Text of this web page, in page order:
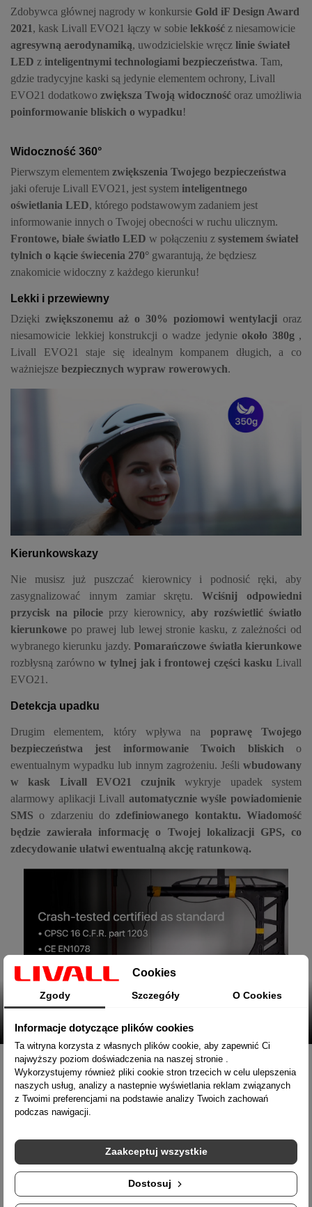
Zdobywca głównej nagrody w konkursie Gold iF Design Award
2021, kask Livall EVO21 łączy w sobie lekkość z niesamowicie
agresywną aerodynamiką, uwodzicielskie wręcz linie świateł
LED z inteligentnymi technologiami bezpieczeństwa. Tam,
gdzie tradycyjne kaski są jedynie elementem ochrony, Livall
EVO21 dodatkowo zwiększa Twoją widoczność oraz umożliwia
poinformowanie bliskich o wypadku!
Widoczność 360°
Pierwszym elementem zwiększenia Twojego bezpieczeństwa
jaki oferuje Livall EVO21, jest system inteligentnego
oświetlania LED, którego podstawowym zadaniem jest
informowanie innych o Twojej obecności w ruchu ulicznym.
Frontowe, białe światło LED w połączeniu z systemem świateł
tylnich o kącie świecenia 270° gwarantują, że będziesz
znakomicie widoczny z każdego kierunku!
Lekki i przewiewny
Dzięki zwiększonemu aż o 30% poziomowi wentylacji oraz
niesamowicie lekkiej konstrukcji o wadze jedynie około 380g ,
Livall EVO21 staje się idealnym kompanem długich, a co
ważniejsze bezpiecznych wypraw rowerowych.
Kierunkowskazy
Nie musisz już puszczać kierownicy i podnosić ręki, aby
zasygnalizować innym zamiar skrętu.Wciśnij odpowiedni
przycisk na pilocie przy kierownicy, aby rozświetlić światło
kierunkowe po prawej lub lewej stronie kasku, z zależności od
wybranego kierunku jazdy.Pomarańczowe światła kierunkowe
rozbłysną zarówno w tylnej jak i frontowej części kasku Livall
EVO21.
Detekcja upadku
Drugim elementem, który wpływa na poprawę Twojego
bezpieczeństwa jest informowanie Twoich bliskich o
ewentualnym wypadku lub innym zagrożeniu. Jeśli wbudowany
w kask Livall EVO21 czujnik wykryje upadek system
alarmowy aplikacji Livall automatycznie wyśle powiadomienie
SMS o zdarzeniu dozdefiniowanego kontaktu. Wiadomość
będzie zawierała informację o Twojej lokalizacji GPS, co
zdecydowanie ułatwi ewentualną akcję ratunkową.
Alert SOS
W przypadku niebezpieczeństwa lub zagrożeniawciśnij i
przytrzymaj przez 5 sekund czerwony przycisk
zdefiniowanego wcześniej kontaktupowiadomienie SMS – alert
. Podobnie jak w przypadku czujnika upadku, wiadomość
będzie zawierać Twoją lokalizację GPS.
Cookies
Zgody Szczegóły O Cookies
Informacje dotyczące plików cookies
Ta witryna korzysta z własnych plików cookie, aby zapewnić Ci
najwyższy poziom doświadczenia na naszej stronie .
Wykorzystujemy również pliki cookie stron trzecich w celu ulepszenia
naszych usług, analizy a nastepnie wyświetlania reklam związanych
z Twoimi preferencjami na podstawie analizy Twoich zachowań
podczas nawigacji.
Dostosuj
Zaakceptuj wszystkie